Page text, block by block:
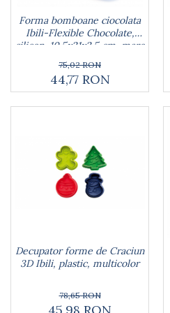
Scurgatoare vase
Seturi de tacamuri
Suporturi pentru tacamuri
Cesti
Pahare
Seturi vesela
Suporturi farfurii
Suporturi pahare, cesti, cani
Tavi si forme prajituri
Aparate prajituri
Forme briose
Forma bomboane ciocolata
Ibili-Flexible Chocolate,
silicon, 10.5x21x2.5 cm, maro
75,02 RON
44,77 RON
Decupator forme de Craciun
3D Ibili, plastic, multicolor
78,65 RON